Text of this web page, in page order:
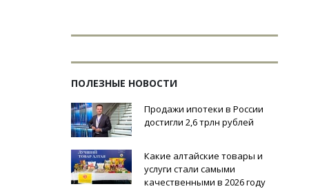
ПОЛЕЗНЫЕ НОВОСТИ
Продажи ипотеки в России
достигли 2,6 трлн рублей
Какие алтайские товары и
услуги стали самыми
качественными в 2026 году